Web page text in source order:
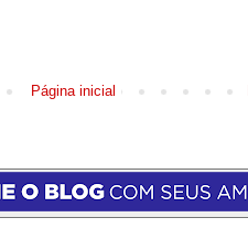
Página inicial